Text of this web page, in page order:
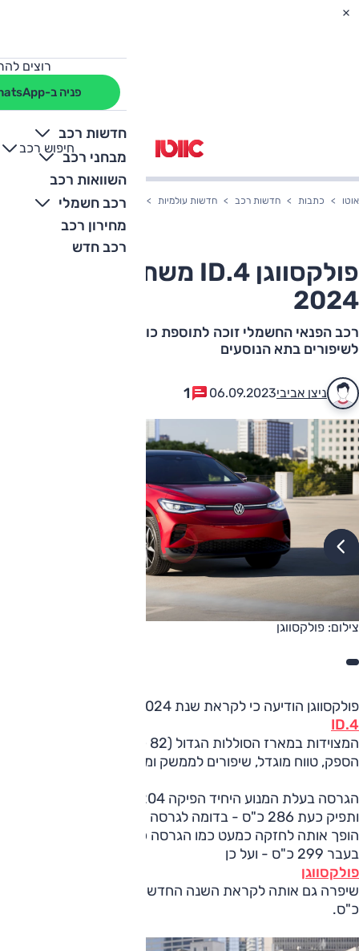
רוצים
פניה ב-WhatsApp
חדשות רכב
מבחני רכב
השוואות רכב
רכב חשמלי
מחירון רכב
רכב חדש
חיפוש רכב
+
-
אוטו כתבות חדשות רכב חדשות עולמיות פולקסווגן ID.4 משתדרג לקראת 2024
פולקסווגן ID.4 משתדרג לקראת
2024
רכב הפנאי החשמלי זוכה לתוספת כוח וטווח, כמו גם
לשיפורים בתא הנוסעים
ניצן אביבי06.09.2023
1
צילום: פולקסווגן
פולקסווגן הודיעה כי לקראת שנת 2024, גרסאות של דגם
ID.4
הספק, טווח מוגדל, שיפורים לממשק ומסך מולטימדיה משודרג.
הופך אותה לחזקה כמעט כמו הגרסה כפולת המנועים, שהפיקה
בעבר 299 כ"ס - ועל כן
פולקסווגן
כ"ס.